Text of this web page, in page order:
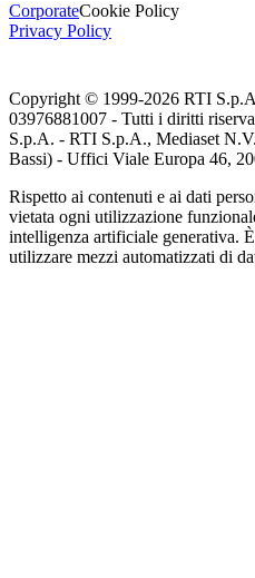
CorporateCookie Policy
Privacy Policy
Copyright © 1999-2026 RTI
03976881007 - Tutti i diritti
S.p.A. - RTI S.p.A., Mediaset
Bassi) - Uffici Viale Europa 46,
Rispetto ai contenuti e ai dati
vietata ogni utilizzazione
intelligenza artificiale generativa.
utilizzare mezzi automatizzati di